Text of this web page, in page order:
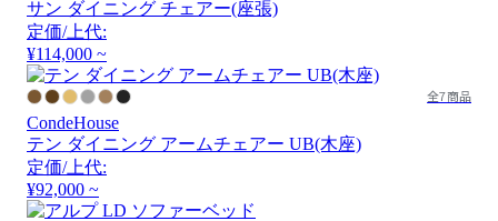
サン ダイニング チェアー(座張)
定価/上代:
¥114,000 ~
全7商品
CondeHouse
テン ダイニング アームチェアー UB(木座)
定価/上代:
¥92,000 ~